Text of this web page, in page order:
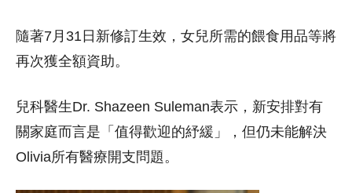
隨著7月31日新修訂生效，女兒所需的餵食用品等將
再次獲全額資助。
兒科醫生Dr. Shazeen Suleman表示，新安排對有
關家庭而言是「值得歡迎的紓緩」，但仍未能解決
Olivia所有醫療開支問題。